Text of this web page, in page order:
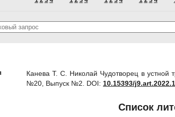
Канева Т. С. Николай Чудотворец в устной
№20, Выпуск №2. DOI: 10.15393/
Список